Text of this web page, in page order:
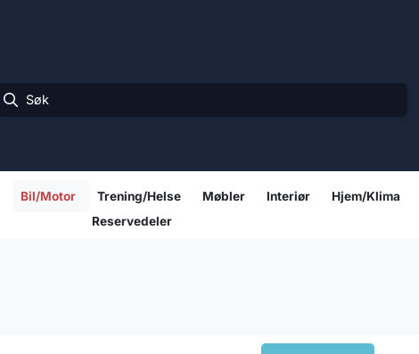
Bil/Motor Trening/Helse Møbler Interiør Hjem/Klima
Reservedeler